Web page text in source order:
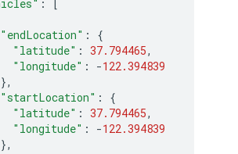
:
[
"endLocation" :
{
"latitude" : 37.794465,
"longitude" : -122.394839
},
"startLocation" :
{
"latitude" : 37.794465,
"longitude" : -122.394839
},